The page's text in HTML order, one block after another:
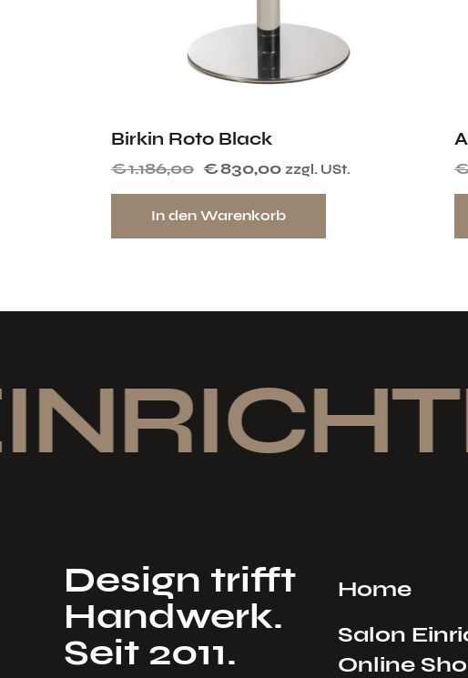
Birkin Roto Black
€1.186,00 €830,00 zzgl. USt.
In den Warenkorb
Design trifft
Handwerk.
Seit 2011.
Home
Salon
Online